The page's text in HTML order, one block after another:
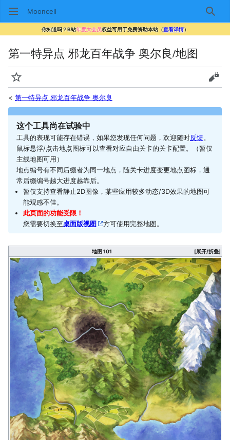
Mooncell 搜索
你知道吗？B站年度大会员权益可用于免费资助本站（查看详情）
第一特异点 邪龙百年战争 奥尔良/地图
监视
查看
< 第一特异点 邪龙百年战争 奥尔良
这个工具尚在试验中
工具的表现可能存在错误，如果您发现任何问题，欢迎随时反馈。
鼠标悬浮/点击地点图标可以查看对应自由关卡的关卡配置。（暂仅
主线地图可用）
地点编号有不同后缀者为同一地点，随关卡进度变更地点图标，通
常后缀编号越大进度越靠后。
暂仅支持查看静止2D图像，某些应用较多动态/3D效果的地图可
能观感不佳。
此页面的功能受限！
您需要切换至桌面版视图 方可使用完整地图。
地图 101 [展开/折叠]